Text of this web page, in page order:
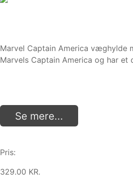
Marvel Captain America væghylde
Marvels Captain America og har
Se mere...
Pris:
329.00 KR.